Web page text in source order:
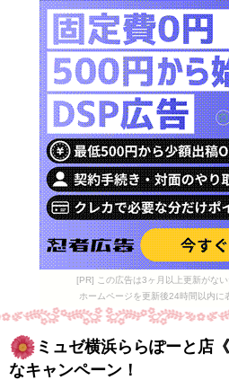
[PR] この広告は3ヶ月以上更新がない
ホームページを更新後24時間以内に
ミュゼ横浜ららぽーと店
なキャンペーン！